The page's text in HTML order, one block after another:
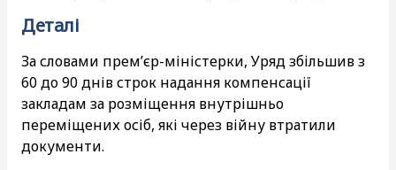
Деталі
За словами прем’єр-міністерки, Уряд збільшив з
60 до 90 днів строк надання компенсації
закладам за розміщення внутрішньо
переміщених осіб, які через війну втратили
документи.